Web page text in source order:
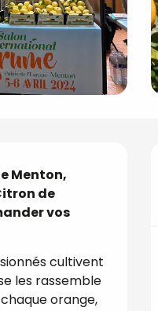
Menton,
de
vos
cultivent
les rassemble
orange,